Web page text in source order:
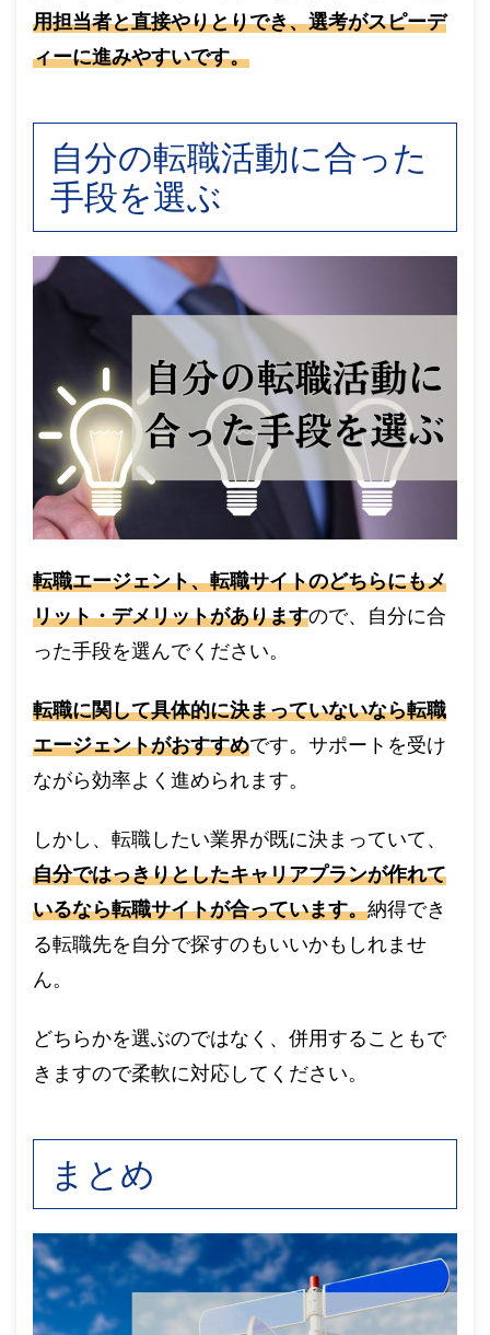
用担当者と直接やりとりでき、選考がスピーデ
ィーに進みやすいです。
自分の転職活動に合った
手段を選ぶ
転職エージェント、転職サイトのどちらにもメ
リット・デメリットがありますので、自分に合
った手段を選んでください。
転職に関して具体的に決まっていないなら転職
エージェントがおすすめです。サポートを受け
ながら効率よく進められます。
しかし、転職したい業界が既に決まっていて、
自分ではっきりとしたキャリアプランが作れて
いるなら転職サイトが合っています。納得でき
る転職先を自分で探すのもいいかもしれませ
ん。
どちらかを選ぶのではなく、併用することもで
きますので柔軟に対応してください。
まとめ